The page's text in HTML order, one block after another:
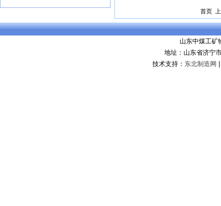
首页
山东中煤工矿
地址：山东省济宁
技术支持： 东北制造网